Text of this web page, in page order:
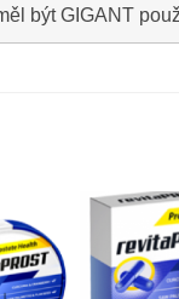
být GIGANT